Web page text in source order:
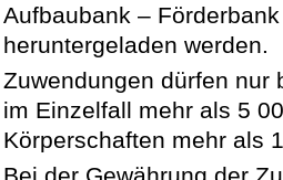
Aufbaubank –
heruntergeladen werden.
Zuwendungen dürfen nur
im Einzelfall mehr als 5
Körperschaften mehr als
Bei der Gewährung der